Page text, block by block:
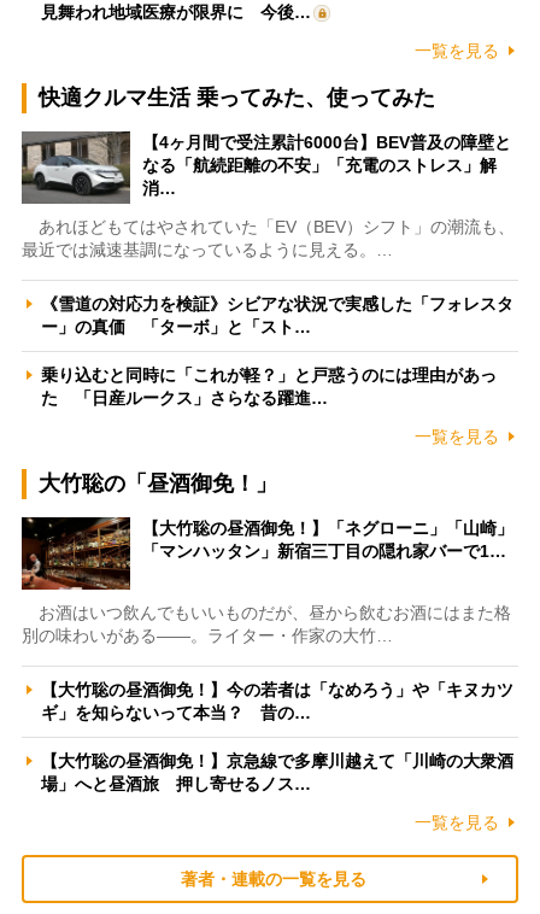
見舞われ地域医療が限界に 今後…
一覧を見る
快適クルマ生活 乗ってみた、使ってみた
【4ヶ月間で受注累計6000台】BEV普及の障壁と
なる「航続距離の不安」「充電のストレス」解
消…
あれほどもてはやされていた「EV（BEV）シフト」の潮流も、
最近では減速基調になっているように見える。…
《雪道の対応力を検証》シビアな状況で実感した「フォレスタ
ー」の真価 「ターボ」と「スト…
乗り込むと同時に「これが軽？」と戸惑うのには理由があっ
た 「日産ルークス」さらなる躍進…
一覧を見る
大竹聡の「昼酒御免！」
【大竹聡の昼酒御免！】「ネグローニ」「山崎」
「マンハッタン」新宿三丁目の隠れ家バーで1…
お酒はいつ飲んでもいいものだが、昼から飲むお酒にはまた格
別の味わいがある――。ライター・作家の大竹…
【大竹聡の昼酒御免！】今の若者は「なめろう」や「キヌカツ
ギ」を知らないって本当？ 昔の…
【大竹聡の昼酒御免！】京急線で多摩川越えて「川崎の大衆酒
場」へと昼酒旅 押し寄せるノス…
一覧を見る
著者・連載の一覧を見る